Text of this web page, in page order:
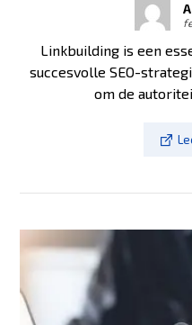
Linkbuilding is een
succesvolle SEO-
om de